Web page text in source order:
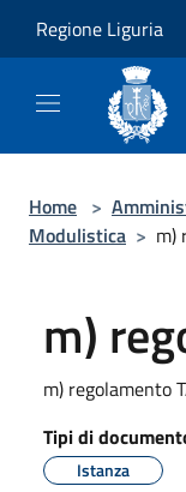
Regione Liguria
Home >
Modulistica > m)
m)
m) regolamento
Tipi di
Istanza